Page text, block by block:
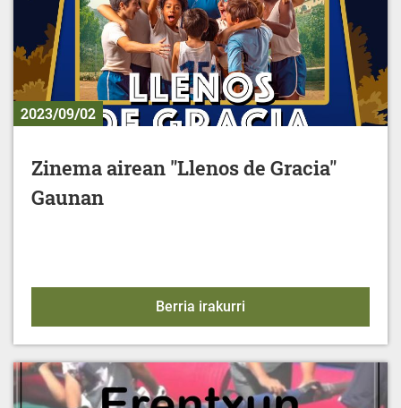
2023/09/02
Zinema airean "Llenos de Gracia"
Gaunan
Berria irakurri